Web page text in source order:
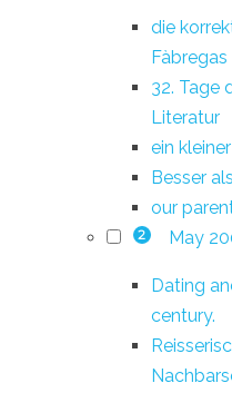
die
Fàbregas
32. Tage
Literatur
ein
Besser
our
2 May
Dating
century.